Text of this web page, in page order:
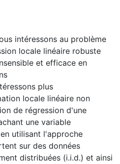
intéressons au problème
locale linéaire robuste
et efficace en
plus
locale linéaire non
de régression d'une
une variable
utilisant l'approche
sur des données
distribuées (i.i.d.) et ainsi